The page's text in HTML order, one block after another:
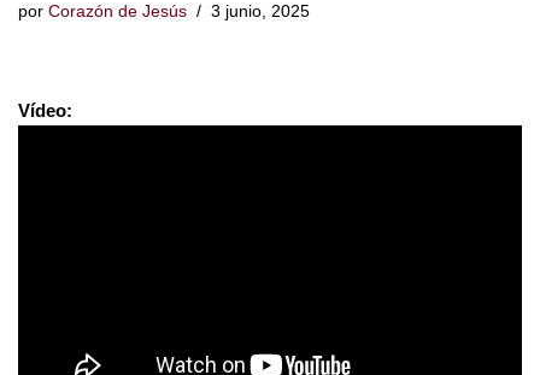
por Corazón de Jesús 3 junio, 2025
Vídeo: